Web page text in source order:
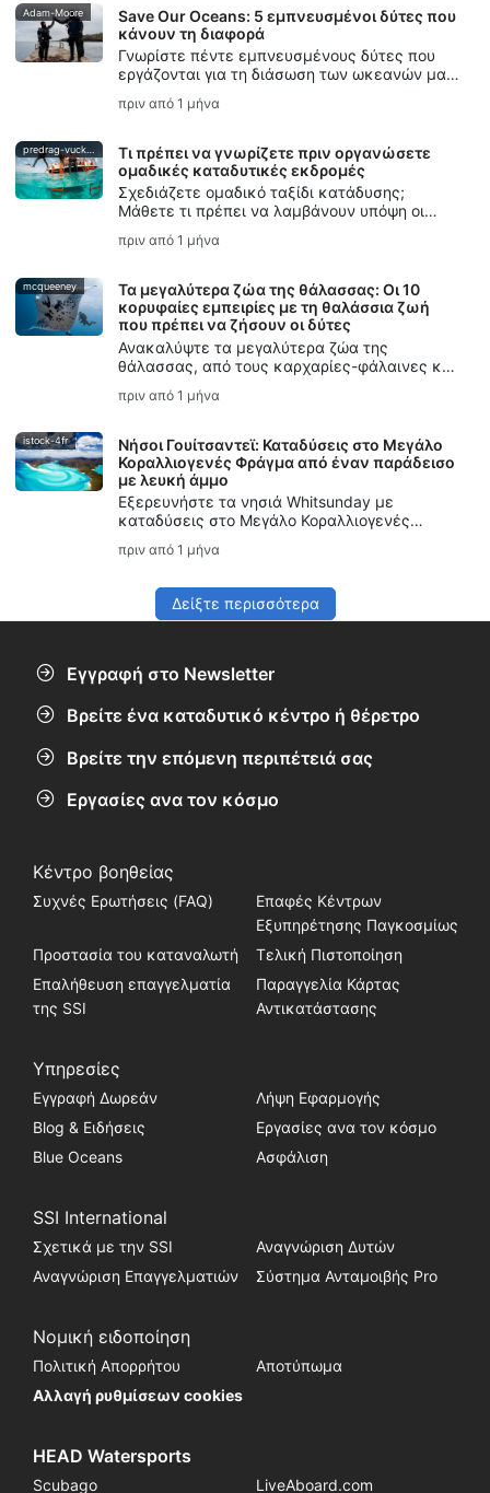
βοηθά να ξεκινήσετε.
Adam-Moore
Save Our Oceans: 5 εμπνευσμένοι δύτες που
κάνουν τη διαφορά
Γνωρίστε πέντε εμπνευσμένους δύτες που
εργάζονται για τη διάσωση των ωκεανών μας
του θαλάσσιου περιβάλλοντος, της ελεύθερης
και της πρωτοβουλίας «SSI Blue Oceans».
πριν από 1 μήνα
predrag-vuckovic
Τι πρέπει να γνωρίζετε πριν οργανώσετε
ομαδικές καταδυτικές εκδρομές
Σχεδιάζετε ομαδικό ταξίδι κατάδυσης;
Μάθετε τι πρέπει να λαμβάνουν υπόψη οι
πιστοποιημένοι δύτες — από τα επίπεδα
δεξιοτήτων και τη διοργάνωση έως τον
επικοινωνία.
πριν από 1 μήνα
mcqueeney
Τα μεγαλύτερα ζώα της θάλασσας: Οι 10
κορυφαίες εμπειρίες με τη θαλάσσια ζωή
που πρέπει να ζήσουν οι δύτες
Ανακαλύψτε τα μεγαλύτερα ζώα της
θάλασσας, από τους καρχαρίες-φάλαινες και
τους φάλαινες-σπερματοφάγους, με
εμπειρίες με τη θαλάσσια ζωή.
πριν από 1 μήνα
istock-4fr
Νήσοι Γουίτσαντεϊ: Καταδύσεις στο Μεγάλο
Κοραλλιογενές Φράγμα από έναν παράδεισο
με λευκή άμμο
Εξερευνήστε τα νησιά Whitsunday με
καταδύσεις στο Μεγάλο Κοραλλιογενές
θαλάσσια πανίδα, τις συνθήκες κατάδυσης
στην Αυστραλία.
πριν από 1 μήνα
Δείξτε περισσότερα
Εγγραφή στο Newsletter
Βρείτε ένα καταδυτικό κέντρο ή θέρετρο
Βρείτε την επόμενη περιπέτειά σας
Εργασίες ανα τον κόσμο
Κέντρο βοηθείας
Συχνές Ερωτήσεις (FAQ)
Επαφές Κέντρων
Εξυπηρέτησης Παγκοσμίως
Προστασία του καταναλωτή
Τελική Πιστοποίηση
Επαλήθευση επαγγελματία
της SSI
Παραγγελία Κάρτας
Αντικατάστασης
Υπηρεσίες
Εγγραφή Δωρεάν
Λήψη Εφαρμογής
Blog & Ειδήσεις
Εργασίες ανα τον κόσμο
Blue Oceans
Ασφάλιση
SSI International
Σχετικά με την SSI
Αναγνώριση Δυτών
Αναγνώριση Επαγγελματιών
Σύστημα Ανταμοιβής Pro
Νομική ειδοποίηση
Πολιτική Απορρήτου
Αποτύπωμα
Αλλαγή ρυθμίσεων cookies
HEAD Watersports
Scubago LiveAboard.com